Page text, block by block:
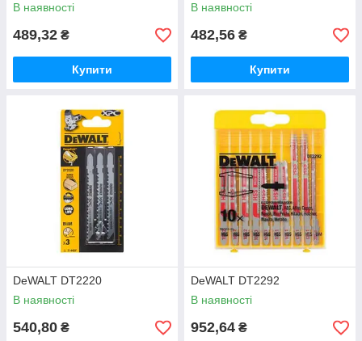
В наявності
489,32 ₴
Купити
В наявності
482,56 ₴
Купити
DeWALT DT2220
В наявності
540,80 ₴
DeWALT DT2292
В наявності
952,64 ₴